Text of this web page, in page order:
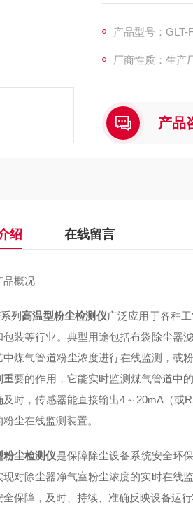
产品型号：GLT-
厂商性质：生产
产品
绍 在线留言
品概况
列高温型粉尘检测仪广泛应用于各种
包装等行业。典型用途包括布袋除尘器
中煤气管道粉尘浓度进行在线监测，或
重要的作用，它能实时监测煤气管道中
及时，传感器能直接输出4～20mA（或
尘在线监测装置。
粉尘检测仪是保障除尘设备系统安全环
现对除尘器净气室粉尘浓度的实时在线
全保障，及时、持续、准确反映设备运